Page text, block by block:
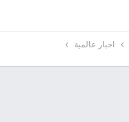
اخبار عالمية